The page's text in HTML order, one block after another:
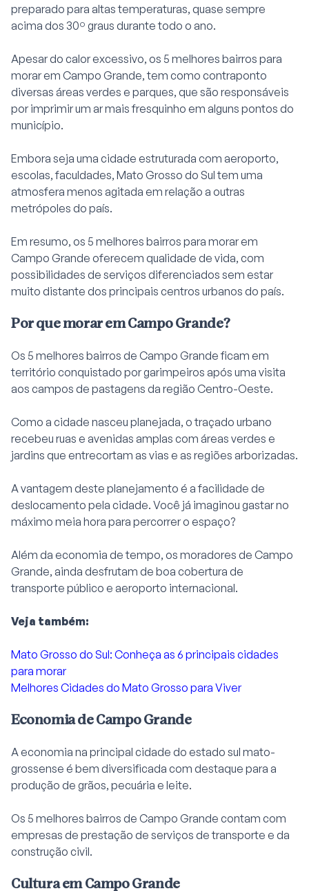
preparado para altas temperaturas, quase sempre
acima dos 30º graus durante todo o ano.
Apesar do calor excessivo, os 5 melhores bairros para
morar em Campo Grande, tem como contraponto
diversas áreas verdes e parques, que são responsáveis
por imprimir um ar mais fresquinho em alguns pontos do
município.
Embora seja uma cidade estruturada com aeroporto,
escolas, faculdades, Mato Grosso do Sul tem uma
atmosfera menos agitada em relação a outras
metrópoles do país.
Em resumo, os 5 melhores bairros para morar em
Campo Grande oferecem qualidade de vida, com
possibilidades de serviços diferenciados sem estar
muito distante dos principais centros urbanos do país.
Por que morar em Campo Grande?
Os 5 melhores bairros de Campo Grande ficam em
território conquistado por garimpeiros após uma visita
aos campos de pastagens da região Centro-Oeste.
Como a cidade nasceu planejada, o traçado urbano
recebeu ruas e avenidas amplas com áreas verdes e
jardins que entrecortam as vias e as regiões arborizadas.
A vantagem deste planejamento é a facilidade de
deslocamento pela cidade. Você já imaginou gastar no
máximo meia hora para percorrer o espaço?
Além da economia de tempo, os moradores de Campo
Grande, ainda desfrutam de boa cobertura de
transporte público e aeroporto internacional.
Veja também:
Mato Grosso do Sul: Conheça as 6 principais cidades
para morar
Melhores Cidades do Mato Grosso para Viver
Economia de Campo Grande
A economia na principal cidade do estado sul mato-
grossense é bem diversificada com destaque para a
produção de grãos, pecuária e leite.
Os 5 melhores bairros de Campo Grande contam com
empresas de prestação de serviços de transporte e da
construção civil.
Cultura em Campo Grande